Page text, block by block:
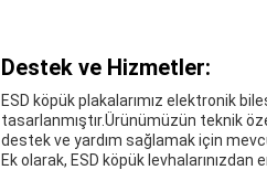
Destek ve Hizmetler:
ESD köpük plakalarımız elektronik
tasarlanmıştır.Ürünümüzün teknik
destek ve yardım sağlamak için
Ek olarak, ESD köpük